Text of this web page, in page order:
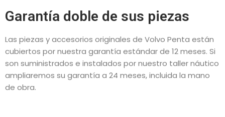
Garantía doble de sus piezas
Las piezas y accesorios originales de Volvo Penta están
cubiertos por nuestra garantía estándar de 12 meses. Si
son suministrados e instalados por nuestro taller náutico
ampliaremos su garantía a 24 meses, incluida la mano
de obra.